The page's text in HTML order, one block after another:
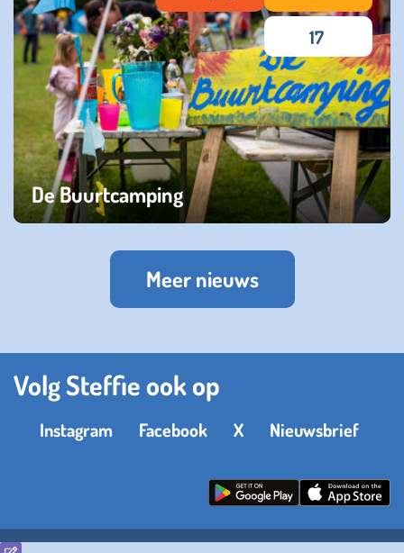
De Buurtcamping
17
Meer nieuws
Volg Steffie ook op
Instagram Facebook X Nieuwsbrief